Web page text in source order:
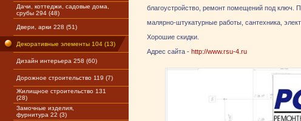
Дачи, коттеджи, садовые дома,
срубы 294 (48)
Двери, арки 228 (51)
Декоративные элементы 104 (13)
Дизайн интерьера 258 (60)
Дорожное строительство 119 (7)
Жилищное строительство 131
(28)
Замочные изделия,
фурнитура 22 (3)
благоустройство, ремонт помещений под ключ.
малярно-штукатурные работы, сантехника,
Хорошие скидки.
Адрес сайта - http://www.rsu-4.ru